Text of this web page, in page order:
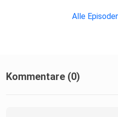
bei einem Aufschlag auf die
Alle
Kommentare (0)